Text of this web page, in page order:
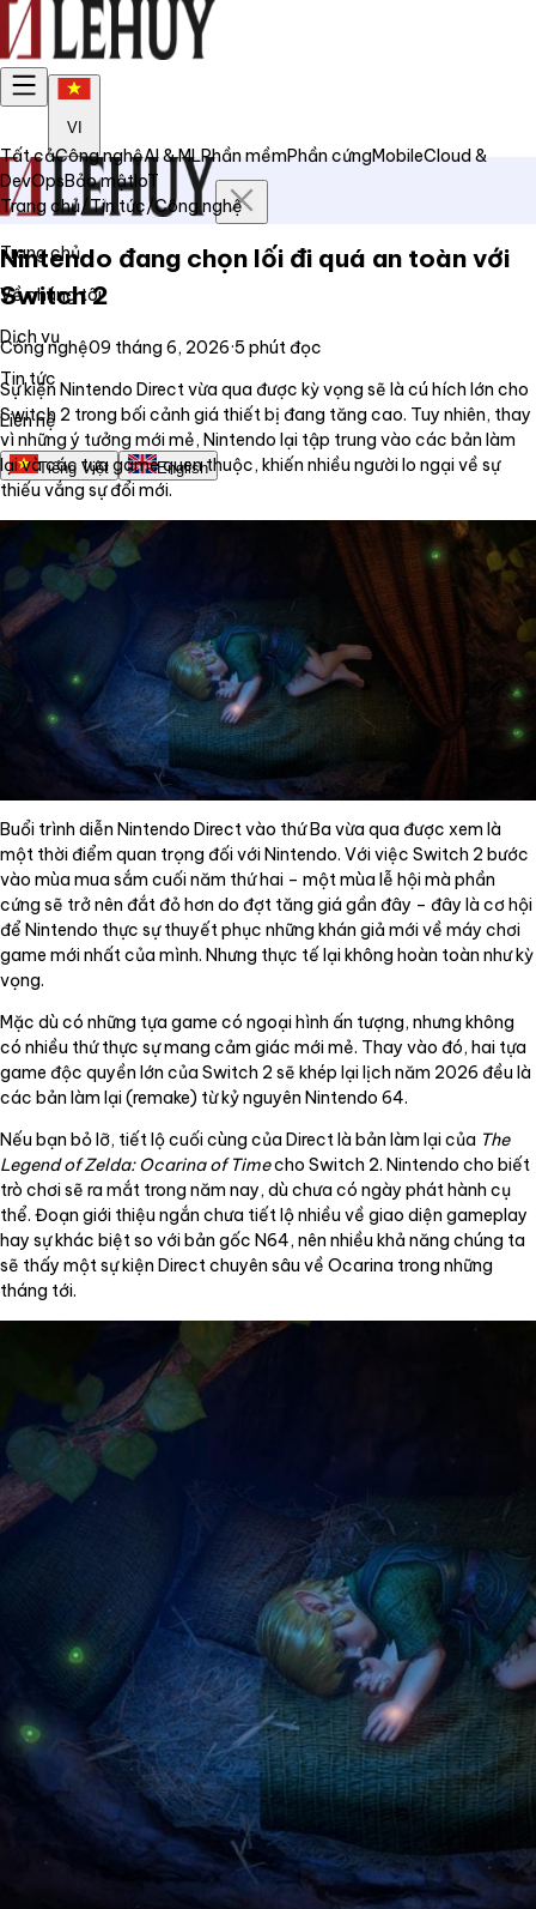
VI
Trang chủ
Về chúng tôi
Dịch vụ
Tin tức
Liên hệ
Tiếng Việt English
Tất cảCông nghệAI & MLPhần mềmPhần cứngMobileCloud &
DevOpsBảo mậtIoT
Trang chủ/Tin tức/Công nghệ
Nintendo đang chọn lối đi quá an toàn với
Switch 2
Công nghệ09 tháng 6, 2026·5 phút đọc
Sự kiện Nintendo Direct vừa qua được kỳ vọng sẽ là cú hích lớn cho
Switch 2 trong bối cảnh giá thiết bị đang tăng cao. Tuy nhiên, thay
vì những ý tưởng mới mẻ, Nintendo lại tập trung vào các bản làm
lại và các tựa game quen thuộc, khiến nhiều người lo ngại về sự
thiếu vắng sự đổi mới.
Buổi trình diễn Nintendo Direct vào thứ Ba vừa qua được xem là
một thời điểm quan trọng đối với Nintendo. Với việc Switch 2 bước
vào mùa mua sắm cuối năm thứ hai – một mùa lễ hội mà phần
cứng sẽ trở nên đắt đỏ hơn do đợt tăng giá gần đây – đây là cơ hội
để Nintendo thực sự thuyết phục những khán giả mới về máy chơi
game mới nhất của mình. Nhưng thực tế lại không hoàn toàn như kỳ
vọng.
Mặc dù có những tựa game có ngoại hình ấn tượng, nhưng không
có nhiều thứ thực sự mang cảm giác mới mẻ. Thay vào đó, hai tựa
game độc quyền lớn của Switch 2 sẽ khép lại lịch năm 2026 đều là
các bản làm lại (remake) từ kỷ nguyên Nintendo 64.
Nếu bạn bỏ lỡ, tiết lộ cuối cùng của Direct là bản làm lại của The
Legend of Zelda: Ocarina of Timecho Switch 2. Nintendo cho biết
trò chơi sẽ ra mắt trong năm nay, dù chưa có ngày phát hành cụ
thể. Đoạn giới thiệu ngắn chưa tiết lộ nhiều về giao diện gameplay
hay sự khác biệt so với bản gốc N64, nên nhiều khả năng chúng ta
sẽ thấy một sự kiện Direct chuyên sâu về Ocarina trong những
tháng tới.